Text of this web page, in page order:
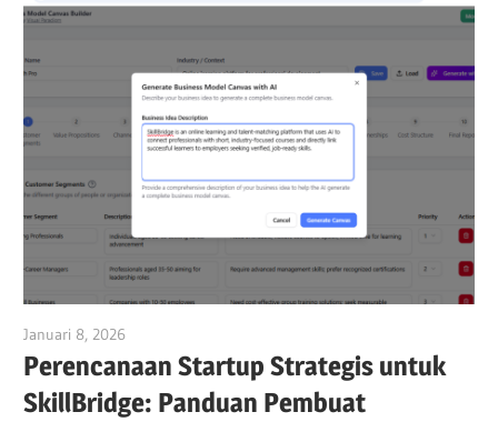
Januari 8, 2026
Perencanaan Startup Strategis untuk
SkillBridge: Panduan Pembuat